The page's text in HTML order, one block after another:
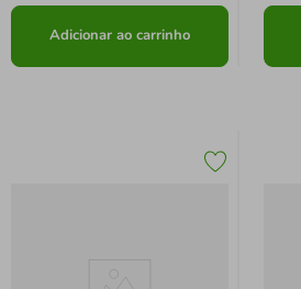
Adicionar ao carrinho